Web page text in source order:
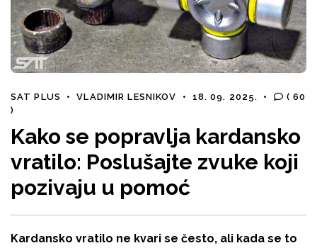
SAT PLUS • VLADIMIR LESNIKOV • 18. 09. 2025. •
( 60
)
Kako se popravlja kardansko
vratilo: Poslušajte zvuke koji
pozivaju u pomoć
Kardansko vratilo ne kvari se često, ali kada se to